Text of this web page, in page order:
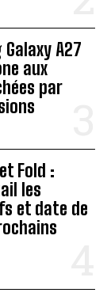
A27
aux
par
Fold :
les
et date de